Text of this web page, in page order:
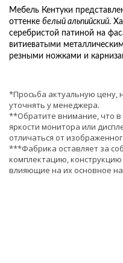
Мебель Кентуки
оттенке белый альпийский.
серебристой патиной на
витиеватыми
резными ножками и
*Просьба актуальную цену,
уточнять у менеджера.
**Обратите внимание, что в
яркости монитора или
отличаться от
***Фабрика оставляет за
комплектацию,
влияющие на их основное